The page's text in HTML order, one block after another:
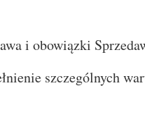
i obowiązki
szczególnych